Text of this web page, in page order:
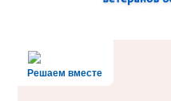
Решаем вместе